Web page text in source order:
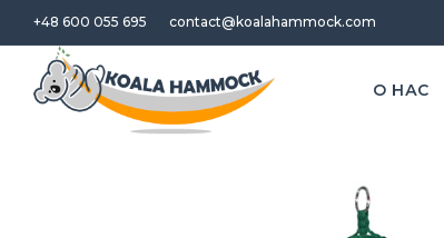
+48 600 055 695 contact@koalahammock.com
O НАС